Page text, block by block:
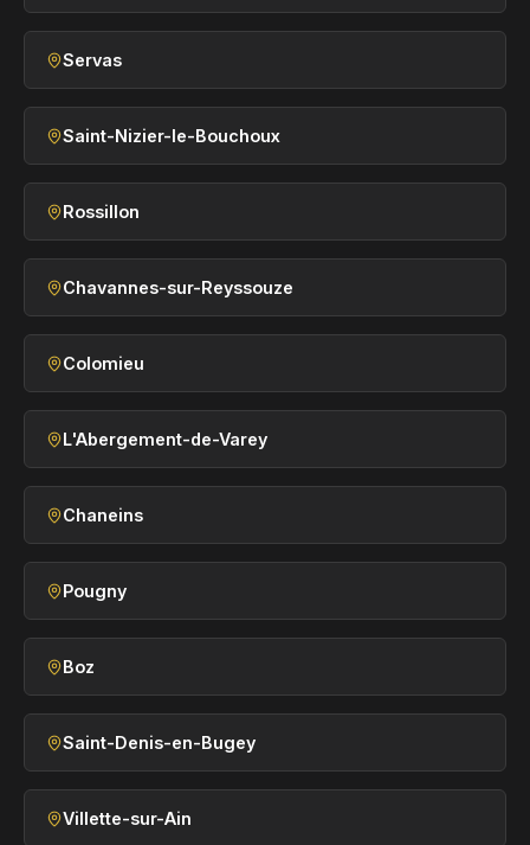
Servas
Saint-Nizier-le-Bouchoux
Rossillon
Chavannes-sur-Reyssouze
Colomieu
L'Abergement-de-Varey
Chaneins
Pougny
Boz
Saint-Denis-en-Bugey
Villette-sur-Ain